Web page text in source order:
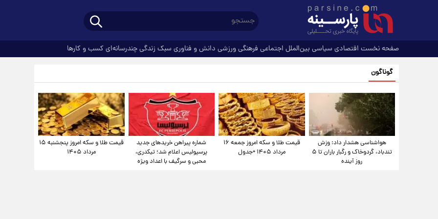
صفحه نخست اقتصادی سیاسی بین‌الملل اجتماعی فرهنگیورزشی دانش و فناوری سبک زندگیچندرسانه‌ای کسب و کارها
گوناگون
هواشناسی هشدار داد: وزش
تندباد، گردوخاک و رگبار باران تا ۵
روز آینده
قیمت طلا و سکه امروز جمعه ۱۶
مرداد ۱۴۰۵ +جدول
شماره پیراهن خریدهای جدید
پرسپولیس اعلام شد؛ تیکدری،
محبی و سرگیف با اعداد ویژه
قیمت طلا و سکه امروز پنجشنبه ۱۵
مرداد ۱۴۰۵